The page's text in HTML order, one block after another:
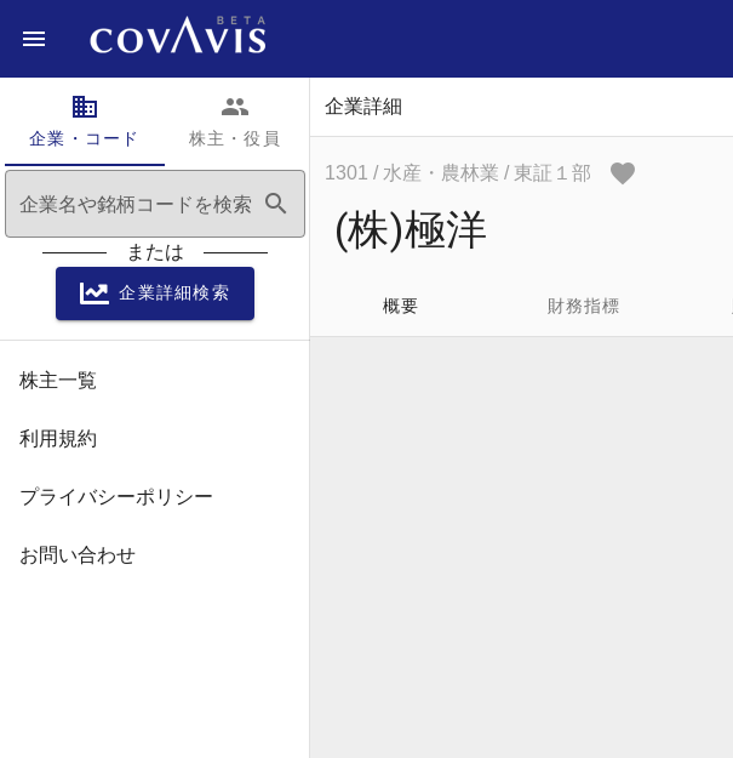
企業・コード
domain
株主・役員
people
企業名や銘柄コードを検索 search
または
企業詳細検索
株主一覧
利用規約
プライバシーポリシー
お問い合わせ
企業詳細
1301 / 水産・農林業 / 東証１部
(株)極洋
概要 財務指標